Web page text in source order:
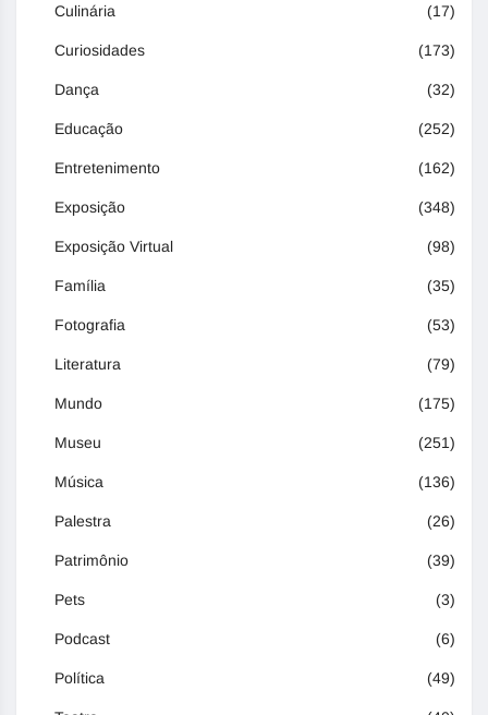
Culinária (17)
Curiosidades (173)
Dança (32)
Educação (252)
Entretenimento (162)
Exposição (348)
Exposição Virtual (98)
Família (35)
Fotografia (53)
Literatura (79)
Mundo (175)
Museu (251)
Música (136)
Palestra (26)
Patrimônio (39)
Pets (3)
Podcast (6)
Política (49)